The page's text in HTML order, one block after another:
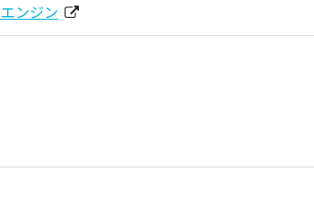
ンジン